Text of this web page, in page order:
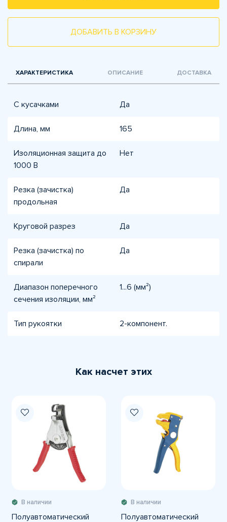
ДОБАВИТЬ В КОРЗИНУ
ХАРАКТЕРИСТИКА ОПИСАНИЕ ДОСТАВКА
С кусачками Да
Длина, мм 165
Изоляционная защита до
1000 В
Нет
Резка (зачистка)
продольная
Да
Круговой разрез Да
Резка (зачистка) по
спирали
Да
Диапазон поперечного
сечения изоляции, мм²
1...6 (мм²)
Тип рукоятки 2-компонент.
Как насчет этих
В наличии
Полуавтоматический
В наличии
Полуавтоматический